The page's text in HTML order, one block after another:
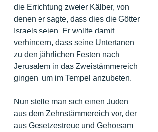
die Errichtung zweier Kälber, von
denen er sagte, dass dies die Götter
Israels seien. Er wollte damit
verhindern, dass seine Untertanen
zu den jährlichen Festen nach
Jerusalem in das Zweistämmereich
gingen, um im Tempel anzubeten.
Nun stelle man sich einen Juden
aus dem Zehnstämmereich vor, der
aus Gesetzestreue und Gehorsam